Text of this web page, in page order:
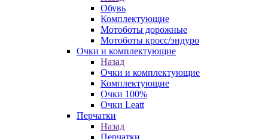
Обувь
Комплектующие
Мотоботы дорожные
Мотоботы кросс/эндуро
Очки и комплектующие
Назад
Очки и комплектующие
Комплектующие
Очки 100%
Очки Leatt
Перчатки
Назад
Перчатки